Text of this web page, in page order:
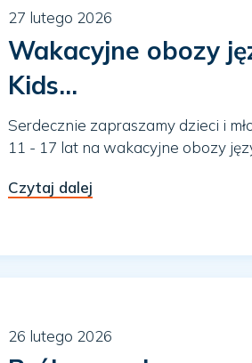
27 lutego 2026
Wakacyjne obozy
Kids...
Serdecznie zapraszamy dzieci i
11 - 17 lat na wakacyjne obozy
Czytaj dalej
26 lutego 2026